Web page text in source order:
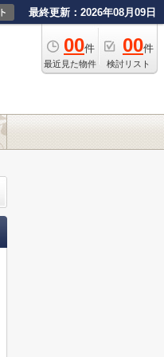
最終更新：2026年08月09日
00件
最近見た物件
00件
検討リスト